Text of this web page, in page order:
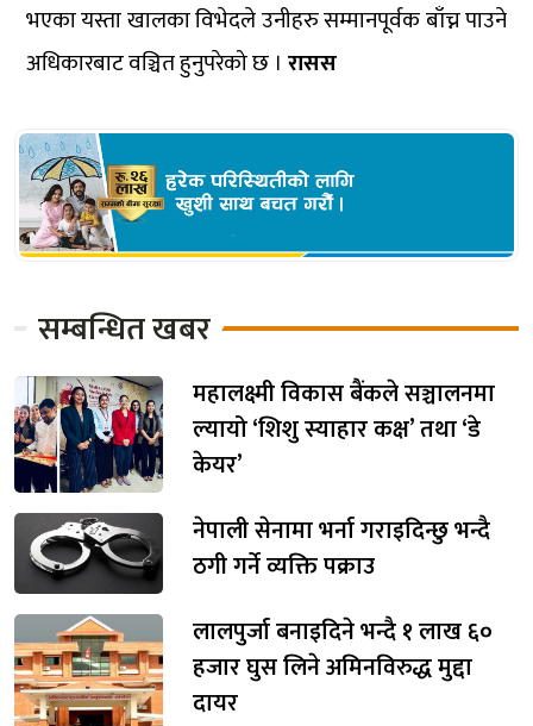
भएका यस्ता खालका विभेदले उनीहरु सम्मानपूर्वक बाँच्न पाउने
अधिकारबाट वञ्चित हुनुपरेको छ । रासस
सम्बन्धित खबर
महालक्ष्मी विकास बैंकले सञ्चालनमा
ल्यायो ‘शिशु स्याहार कक्ष’ तथा ‘डे
केयर’
नेपाली सेनामा भर्ना गराइदिन्छु भन्दै
ठगी गर्ने व्यक्ति पक्राउ
लालपुर्जा बनाइदिने भन्दै १ लाख ६०
हजार घुस लिने अमिनविरुद्ध मुद्दा
दायर